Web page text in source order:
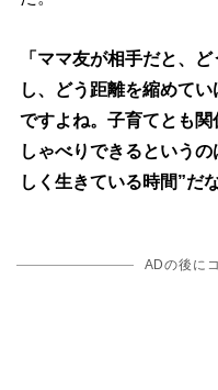
「ママ友が相手だと、
し、どう距離を縮めて
ですよね。子育てとも
しゃべりできるという
しく生きている時間”だ
ADの後に